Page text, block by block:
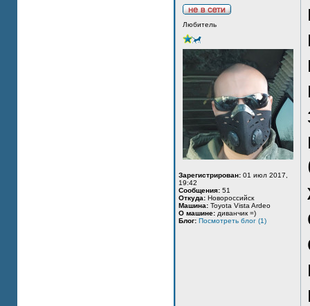
Любитель
Зарегистрирован: 01 июл 2017,
19:42
Сообщения: 51
Откуда: Новороссийск
Машина: Toyota Vista Ardeo
О машине: диванчик =)
Блог: Посмотреть блог (1)